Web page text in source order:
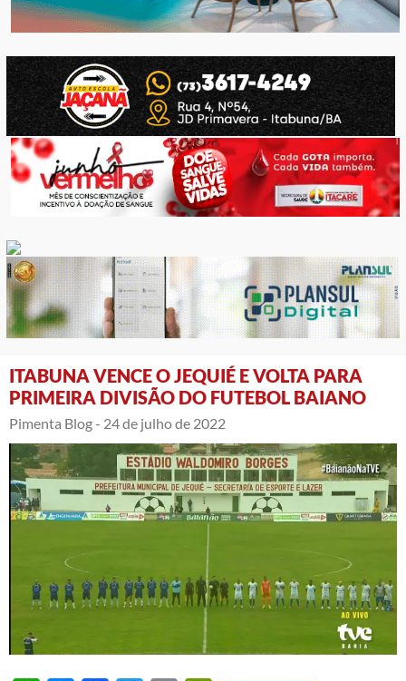
ITABUNA VENCE O JEQUIÉ E VOLTA PARA
PRIMEIRA DIVISÃO DO FUTEBOL BAIANO
Pimenta Blog - 24 de julho de 2022